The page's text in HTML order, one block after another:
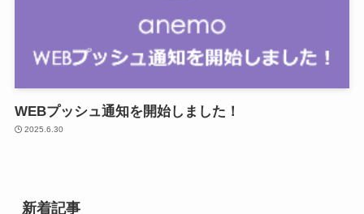
WEBプッシュ通知を開始しました！
2025.6.30
新着記事